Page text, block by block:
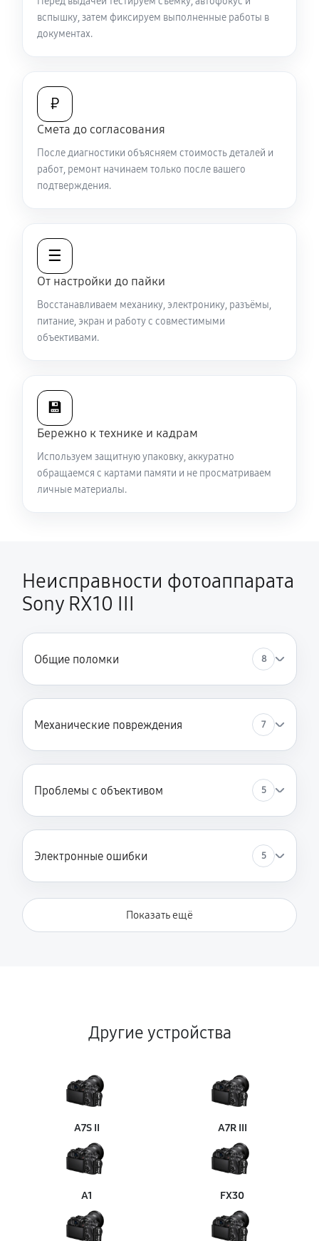
вспышку, затем фиксируем выполненные работы в
документах.
₽
Смета до согласования
После диагностики объясняем стоимость деталей и
работ, ремонт начинаем только после вашего
подтверждения.
☰
От настройки до пайки
Восстанавливаем механику, электронику, разъёмы,
питание, экран и работу с совместимыми
объективами.
💾
Бережно к технике и кадрам
Используем защитную упаковку, аккуратно
обращаемся с картами памяти и не просматриваем
личные материалы.
Неисправности фотоаппарата
Sony RX10 III
Общие поломки 8
Механические повреждения 7
Проблемы с объективом 5
Электронные ошибки 5
Показать ещё
Другие устройства
A7S II A7R III
A1 FX30